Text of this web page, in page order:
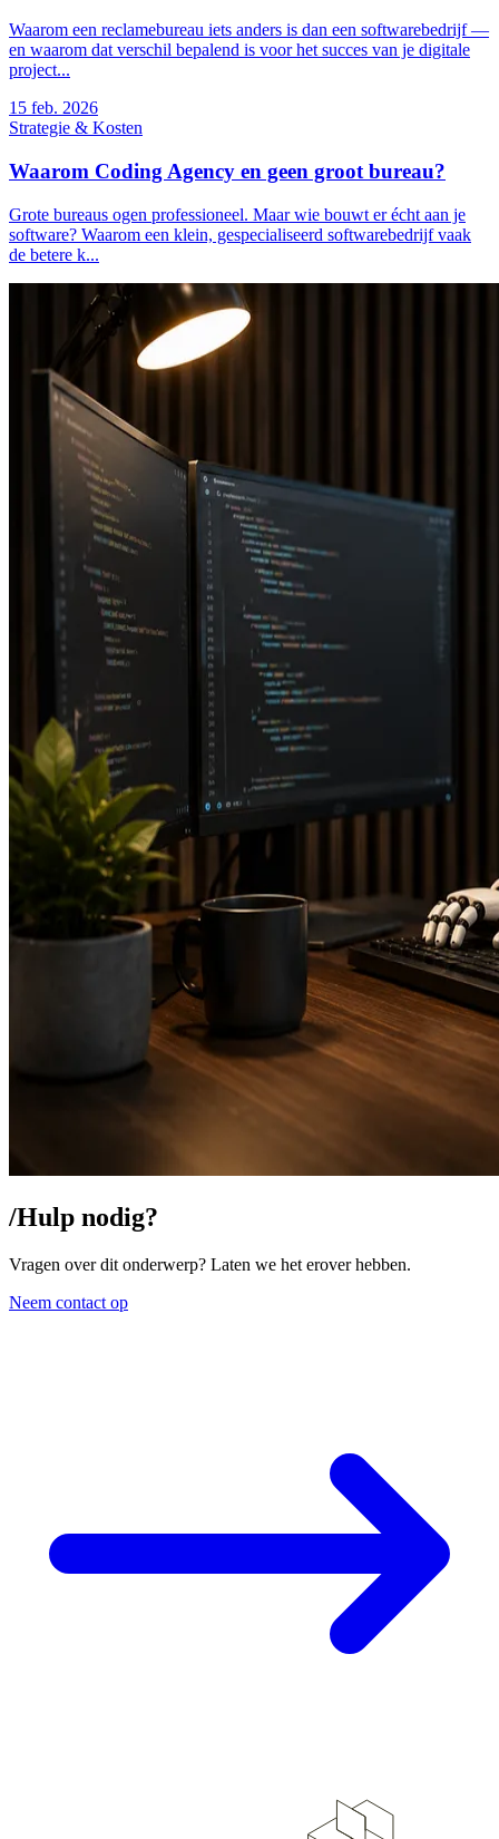
Waarom een reclamebureau iets anders is dan een softwarebedrijf —
en waarom dat verschil bepalend is voor het succes van je digitale
project...
15 feb. 2026
Strategie & Kosten
Waarom Coding Agency en geen groot bureau?
Grote bureaus ogen professioneel. Maar wie bouwt er écht aan je
software? Waarom een klein, gespecialiseerd softwarebedrijf vaak
de betere k...
/Hulp nodig?
Vragen over dit onderwerp? Laten we het erover hebben.
Neem contact op